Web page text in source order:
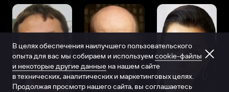
В целях обеспечения наилучшего пользовательского
опыта для вас мы собираем и используем cookie-файлы
и некоторые другие данные на нашем сайте
в технических, аналитических и маркетинговых целях.
Продолжая просмотр нашего сайта, вы соглашаетесь